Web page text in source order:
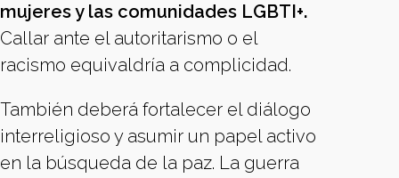
mujeres y las comunidades LGBTI+.
Callar ante el autoritarismo o el
racismo equivaldría a complicidad.
También deberá fortalecer el diálogo
interreligioso y asumir un papel activo
en la búsqueda de la paz. La guerra